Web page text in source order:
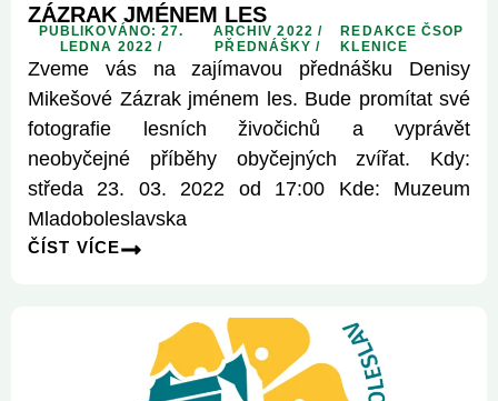
ZÁZRAK JMÉNEM LES
PUBLIKOVÁNO: 27.
LEDNA 2022 /
ARCHIV 2022 /
PŘEDNÁŠKY /
REDAKCE ČSOP
KLENICE
Zveme vás na zajímavou přednášku Denisy
Mikešové Zázrak jménem les. Bude promítat své
fotografie lesních živočichů a vyprávět
neobyčejné příběhy obyčejných zvířat. Kdy:
středa 23. 03. 2022 od 17:00 Kde: Muzeum
Mladoboleslavska
ČÍST VÍCE